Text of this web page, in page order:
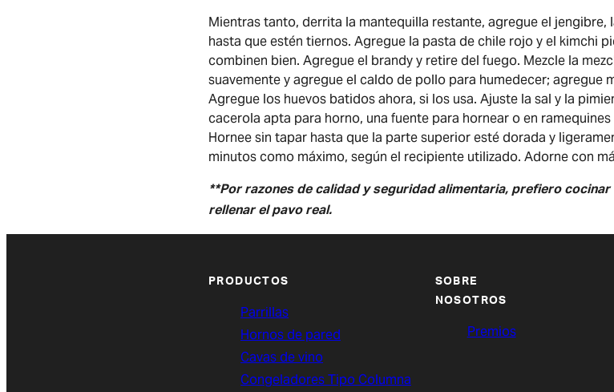
Mientras tanto, derrita la mantequilla restante, agregue el
hasta que estén tiernos. Agregue la pasta de chile rojo y el kimchi
combinen bien. Agregue el brandy y retire del fuego. Mezcle la
suavemente y agregue el caldo de pollo para humedecer; agregue
Agregue los huevos batidos ahora, si los usa. Ajuste la sal y la
cacerola apta para horno, una fuente para hornear o en
Hornee sin tapar hasta que la parte superior esté dorada y
minutos como máximo, según el recipiente utilizado. Adorne con
**Por razones de calidad y seguridad alimentaria, prefiero
rellenar el pavo real.
PRODUCTOS
Parrillas
Hornos de pared
Cavas de vino
Congeladores Tipo Columna
SOBRE
NOSOTROS
Premios